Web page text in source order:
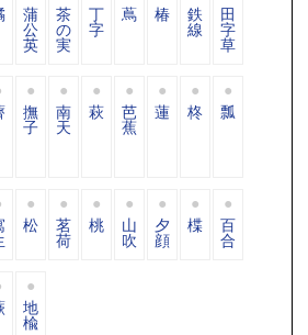
蒲
公
英
茶
の
実
丁
字
蔦 椿 鉄
線
田
字
草
撫
子
南
天
萩 芭
蕉
蓮 柊 瓢
松 茗
荷
桃 山
吹
夕
顔
楪 百
合
地
楡